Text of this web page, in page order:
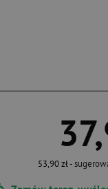
53,90 zł-